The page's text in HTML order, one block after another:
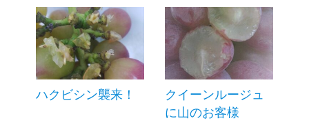
ハクビシン襲来！
クイーンルージュ
に山のお客様